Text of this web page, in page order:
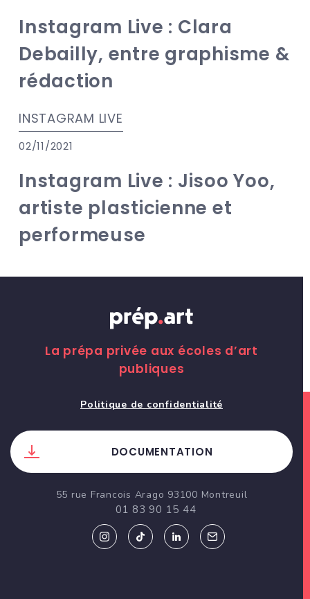
Instagram Live : Clara
Debailly, entre graphisme &
rédaction
INSTAGRAM LIVE
02/11/2021
Instagram Live : Jisoo Yoo,
artiste plasticienne et
performeuse
La prépa privée aux écoles d’art
publiques
Politique de confidentialité
DOCUMENTATION
55 rue Francois Arago 93100 Montreuil
01 83 90 15 44